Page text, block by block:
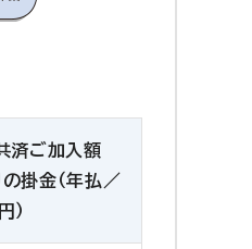
済ご加入額
掛金（年払／
円）